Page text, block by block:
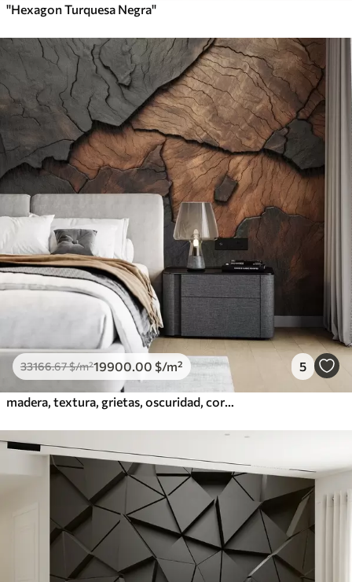
"Hexagon Turquesa Negra"
33166.67$/m²19900 .00 $/m² 5